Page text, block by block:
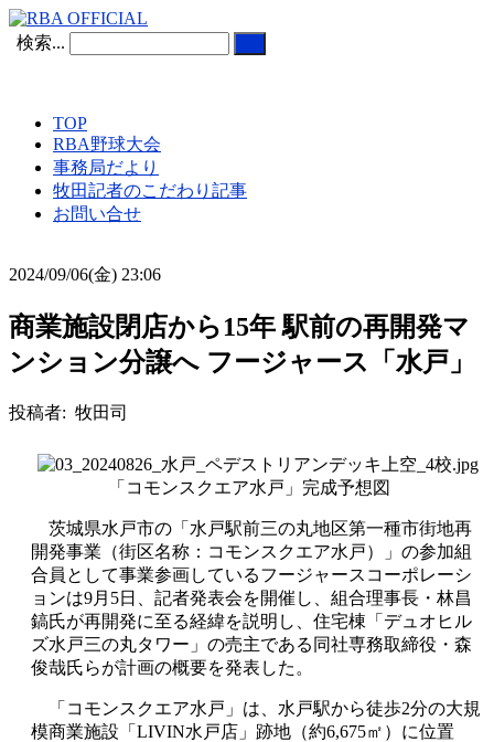
検索...
TOP
RBA野球大会
事務局だより
牧田記者のこだわり記事
お問い合せ
2024/09/06(金) 23:06
商業施設閉店から15年 駅前の再開発マ
ンション分譲へ フージャース「水戸」
投稿者: 牧田司
「コモンスクエア水戸」完成予想図
茨城県水戸市の「水戸駅前三の丸地区第一種市街地再
開発事業（街区名称：コモンスクエア水戸）」の参加組
合員として事業参画しているフージャースコーポレーシ
ョンは9月5日、記者発表会を開催し、組合理事長・林昌
鎬氏が再開発に至る経緯を説明し、住宅棟「デュオヒル
ズ水戸三の丸タワー」の売主である同社専務取締役・森
俊哉氏らが計画の概要を発表した。
「コモンスクエア水戸」は、水戸駅から徒歩2分の大規
模商業施設「LIVIN水戸店」跡地（約6,675㎡）に位置